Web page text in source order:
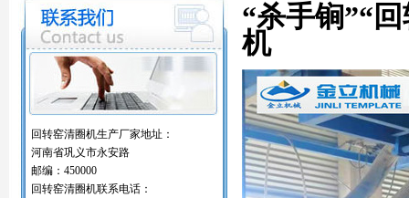
铝酸钙粉窑清圈机
活性石灰回转窑清圈机
窑内一至二十八米窑结圈处理机
回转窑结圈处理专用设备/清圈机/打圈机…
石油支撑剂陶粒砂回转窑清圈机
海棉铁回转窑清圈机
氧化铝熟料回转窑清圈机
莫来石回转窑清圈机
特种水泥回转窑打圈机
褐铁矿回转窑清窑机
赤铁矿回转窑清圈机
回转窑清圈机生产厂家地址：
河南省巩义市永安路
邮编：450000
回转窑清圈机联系电话：
“杀手锏”“
机